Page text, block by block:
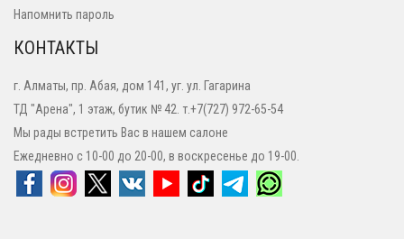
Напомнить пароль
КОНТАКТЫ
г. Алматы, пр. Абая, дом 141, уг. ул. Гагарина
ТД "Арена", 1 этаж, бутик № 42. т.+7(727) 972-65-54
Мы рады встретить Вас в нашем салоне
Ежедневно с 10-00 до 20-00, в воскресенье до 19-00.